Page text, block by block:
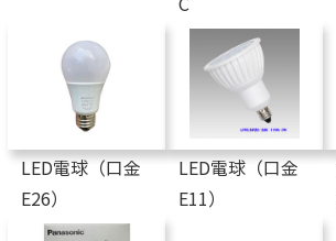
LED電球（口金
E26）
LED電球（口金
E11）